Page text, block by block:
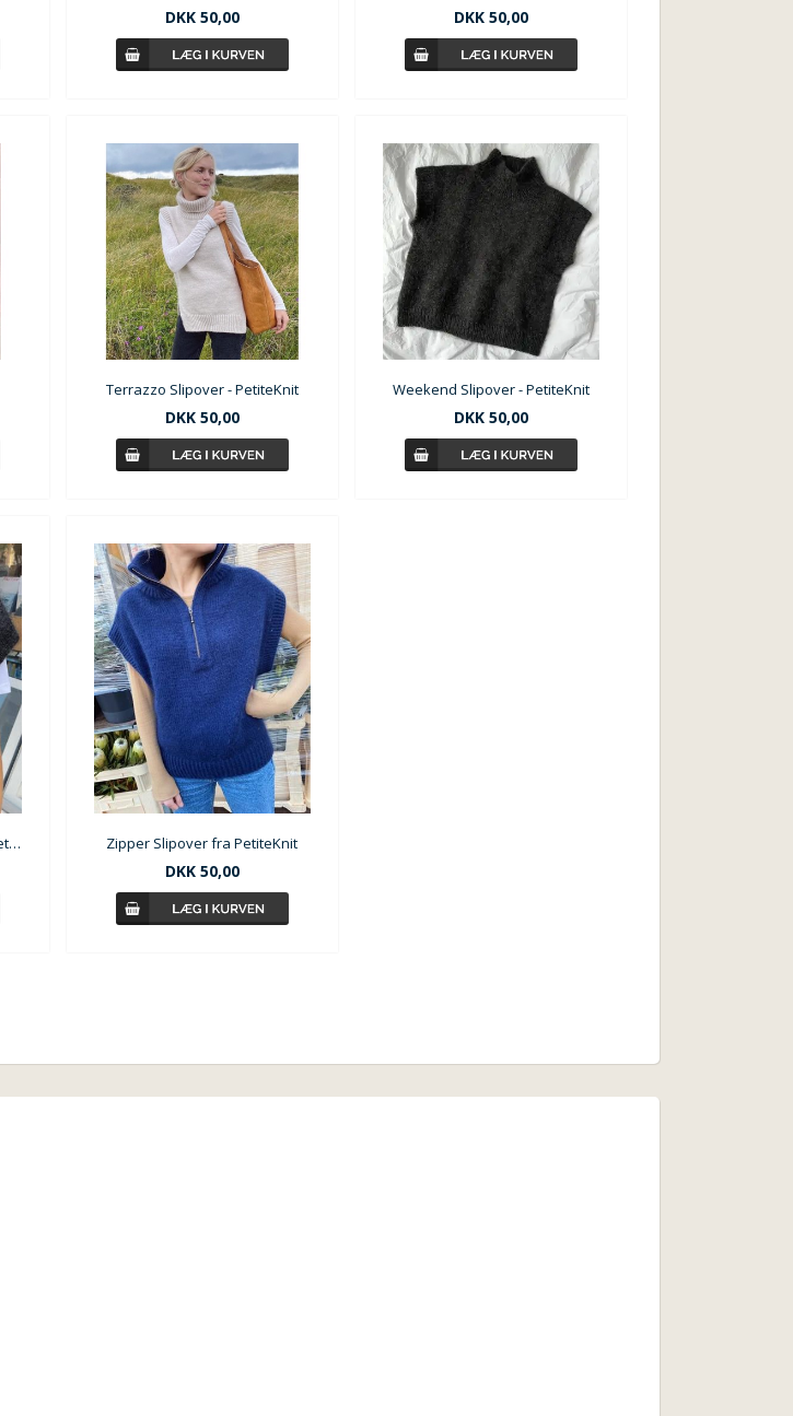
DKK50,00 DKK50,00
Terrazzo Slipover - PetiteKnit
DKK50,00
Weekend Slipover - PetiteKnit
DKK50,00
Weekend Slipover V-neck - PetiteKnit Zipper Slipover fra PetiteKnit
DKK50,00